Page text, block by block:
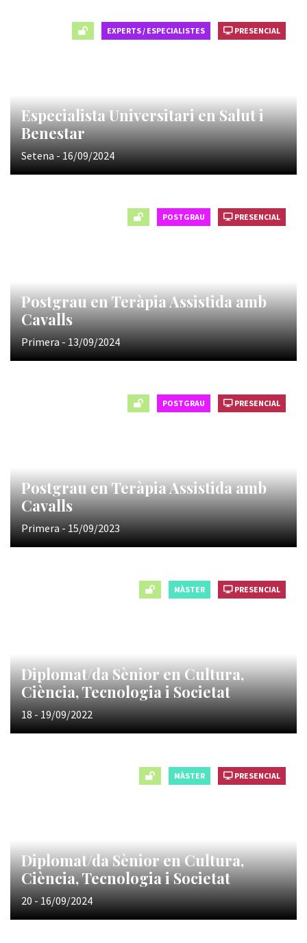
EXPERTS / ESPECIALISTES PRESENCIAL
Especialista Universitari en Salut i
Benestar
Setena - 16/09/2024
POSTGRAU PRESENCIAL
Postgrau en Teràpia Assistida amb
Cavalls
Primera - 13/09/2024
POSTGRAU PRESENCIAL
Postgrau en Teràpia Assistida amb
Cavalls
Primera - 15/09/2023
MÀSTER PRESENCIAL
Diplomat/da Sènior en Cultura,
Ciència, Tecnologia i Societat
18 - 19/09/2022
MÀSTER PRESENCIAL
Diplomat/da Sènior en Cultura,
Ciència, Tecnologia i Societat
20 - 16/09/2024